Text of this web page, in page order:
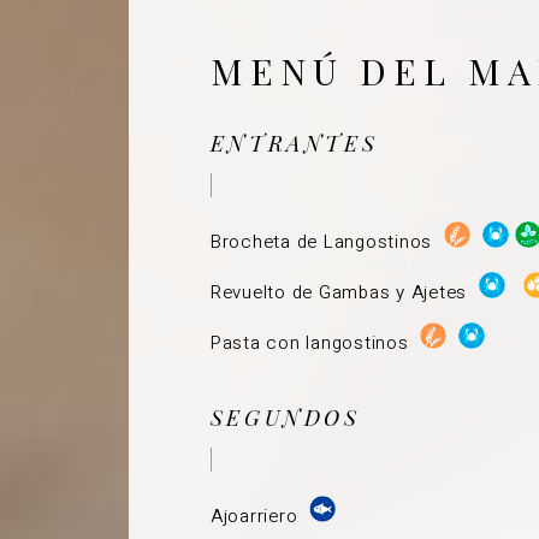
MENÚ DEL
ENTRANTES
Brocheta de Langostinos
Revuelto de Gambas y Ajetes
Pasta con langostinos
SEGUNDOS
Ajoarriero